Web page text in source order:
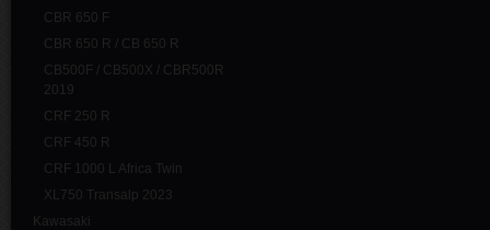
CBR 650 F
CBR 650 R / CB 650 R
CB500F / CB500X / CBR500R
2019
CRF 250 R
CRF 450 R
CRF 1000 L Africa Twin
XL750 Transalp 2023
Kawasaki